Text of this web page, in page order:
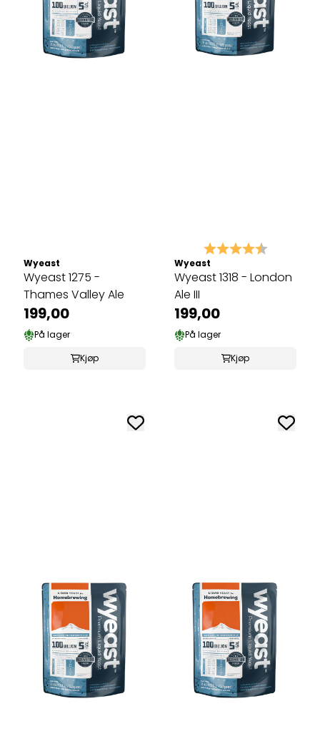
Wyeast
Wyeast 1275 -
Thames Valley Ale
199,00
På lager
Kjøp
Karakter: 4.8 av 5
Wyeast
Wyeast 1318 - London
Ale III
199,00
På lager
Kjøp